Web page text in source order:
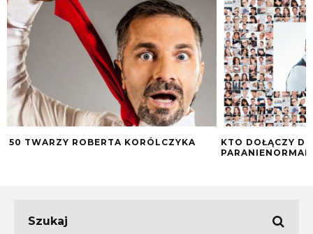
50 TWARZY ROBERTA KORÓLCZYKA
KTO DOŁĄCZY DO